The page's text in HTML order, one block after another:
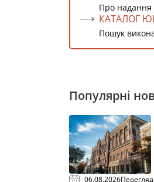
Про надання
КАТАЛОГ
Пошук
Популярні
06.08.2026